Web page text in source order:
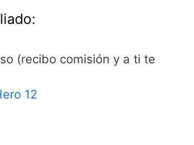
(recibo comisión y a ti te
12